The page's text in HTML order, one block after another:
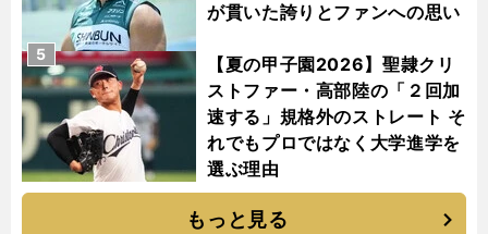
が貫いた誇りとファンへの思い
【夏の甲子園2026】聖隷クリ
ストファー・高部陸の「２回加
速する」規格外のストレート そ
れでもプロではなく大学進学を
選ぶ理由
5
もっと見る